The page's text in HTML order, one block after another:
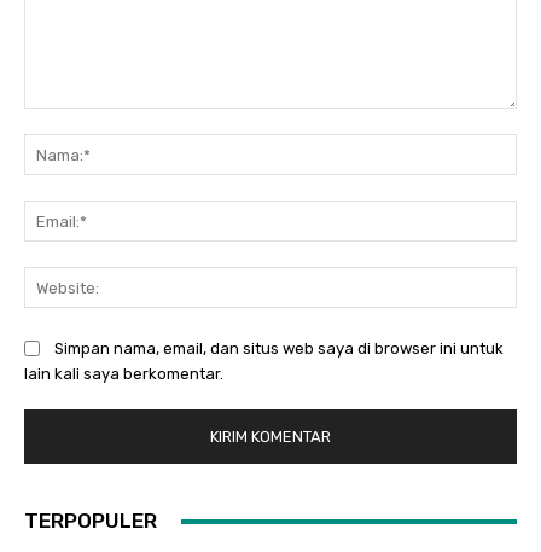
Simpan nama, email, dan situs web saya di browser ini untuk
lain kali saya berkomentar.
TERPOPULER